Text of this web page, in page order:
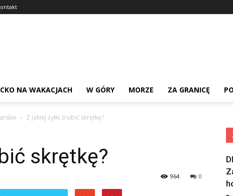
NA WAKACJACH W GÓRY MORZE ZA GRANICĘ
Z jakiej żyłki zrobić skrętkę?
skrętkę?
0
964